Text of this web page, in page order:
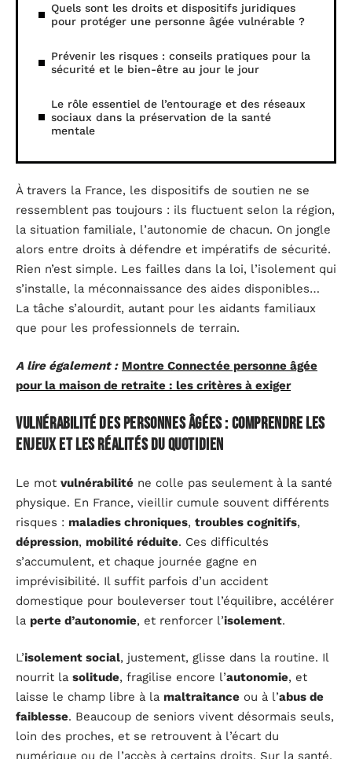
Quels sont les droits et dispositifs juridiques
pour protéger une personne âgée vulnérable ?
Prévenir les risques : conseils pratiques pour la
sécurité et le bien-être au jour le jour
Le rôle essentiel de l’entourage et des réseaux
sociaux dans la préservation de la santé
mentale
À travers la France, les dispositifs de soutien ne se
ressemblent pas toujours : ils fluctuent selon la région,
la situation familiale, l’autonomie de chacun. On jongle
alors entre droits à défendre et impératifs de sécurité.
Rien n’est simple. Les failles dans la loi, l’isolement qui
s’installe, la méconnaissance des aides disponibles…
La tâche s’alourdit, autant pour les aidants familiaux
que pour les professionnels de terrain.
A lire également : Montre Connectée personne âgée
pour la maison de retraite : les critères à exiger
Vulnérabilité des personnes âgées : comprendre les
enjeux et les réalités du quotidien
Le mot vulnérabilité ne colle pas seulement à la santé
physique. En France, vieillir cumule souvent différents
risques : maladies chroniques, troubles cognitifs,
dépression, mobilité réduite. Ces difficultés
s’accumulent, et chaque journée gagne en
imprévisibilité. Il suffit parfois d’un accident
domestique pour bouleverser tout l’équilibre, accélérer
la perte d’autonomie, et renforcer l’isolement.
L’isolement social, justement, glisse dans la routine. Il
nourrit la solitude, fragilise encore l’autonomie, et
laisse le champ libre à la maltraitance ou à l’abus de
faiblesse. Beaucoup de seniors vivent désormais seuls,
loin des proches, et se retrouvent à l’écart du
numérique ou de l’accès à certains droits. Sur la santé,